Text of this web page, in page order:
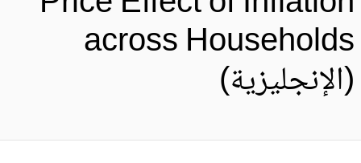
across